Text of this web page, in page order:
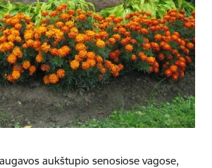
aukštupio senosiose vagose,